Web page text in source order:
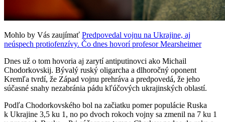
Mohlo by Vás zaujímať Predpovedal vojnu na Ukrajine, aj
neúspech protiofenzívy. Čo dnes hovorí profesor Mearsheimer
Dnes už o tom hovoria aj zarytí antiputinovci ako Michail
Chodorkovskij. Bývalý ruský oligarcha a dlhoročný oponent
Kremľa tvrdí, že Západ vojnu prehráva a predpovedá, že jeho
súčasné snahy nezabránia pádu kľúčových ukrajinských oblastí.
Podľa Chodorkovského bol na začiatku pomer populácie Ruska
k Ukrajine 3,5 ku 1, no po dvoch rokoch vojny sa zmenil na 7 ku 1